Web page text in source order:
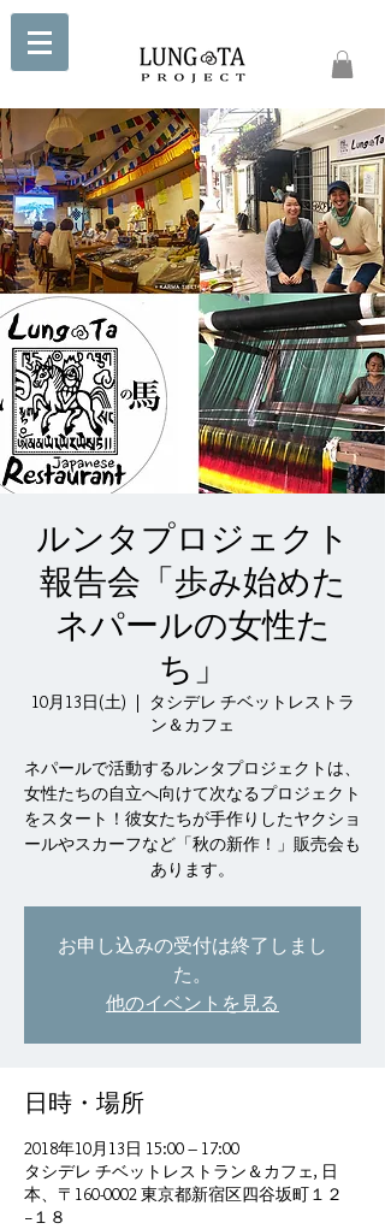
ルンタプロジェクト
報告会「歩み始めた
ネパールの女性た
ち」
10月13日(土)
  |
タシデレ チベットレストラ
ン＆カフェ
ネパールで活動するルンタプロジェクトは、
女性たちの自立へ向けて次なるプロジェクト
をスタート！彼女たちが手作りしたヤクショ
ールやスカーフなど「秋の新作！」販売会も
あります。
お申し込みの受付は終了しまし
た。
他のイベントを見る
日時・場所
2018年10月13日 15:00 – 17:00
タシデレ チベットレストラン＆カフェ, 日
本、〒160-0002 東京都新宿区四谷坂町１２
−１８